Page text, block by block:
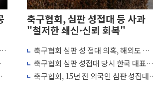
축구협회, 심판 성접대 등 사과
"철저한 쇄신·신뢰 회복"
축구협회 심판 성 접대 의혹, 해외도 관심
↑…감독 선임 과정 수사까지 외신 주목
축구협회 심판 성접대 당시 한국 대표팀
7경기 무패 행진
축구협회, 15년 전 외국인 심판 성접대
구간 없어
44.56%